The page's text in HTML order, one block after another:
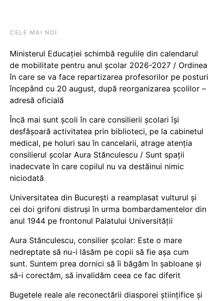
CELE MAI NOI
Ministerul Educației schimbă regulile din calendarul
de mobilitate pentru anul școlar 2026-2027 / Ordinea
în care se va face repartizarea profesorilor pe posturi
începând cu 20 august, după reorganizarea școlilor –
adresă oficială
Încă mai sunt școli în care consilierii școlari își
desfășoară activitatea prin biblioteci, pe la cabinetul
medical, pe holuri sau în cancelarii, atrage atenția
consilierul școlar Aura Stănculescu / Sunt spații
inadecvate în care copilul nu va destăinui nimic
niciodată
Universitatea din București a reamplasat vulturul și
cei doi grifoni distruși în urma bombardamentelor din
anul 1944 pe frontonul Palatului Universității
Aura Stănculescu, consilier școlar: Este o mare
nedreptate să nu-i lăsăm pe copii să fie așa cum
sunt. Suntem prea dornici să îi băgăm în șabloane și
să-i corectăm, să invalidăm ceea ce fac diferit
Bugetele reale ale reconectării diasporei științifice și